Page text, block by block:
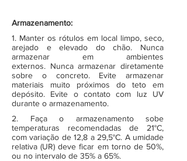
Armazenamento:
1. Manter os rótulos em local limpo, seco,
arejado e elevado do chão. Nunca
armazenar em ambientes
externos. Nunca armazenar diretamente
sobre o concreto. Evite armazenar
materiais muito próximos do teto em
depósito. Evite o contato com luz UV
durante o armazenamento.
2. Faça o armazenamento sobe
temperaturas recomendadas de 21°C,
com variação de 12,8 a 29,5°C. A umidade
relativa (UR) deve ficar em torno de 50%,
ou no intervalo de 35% a 65%.